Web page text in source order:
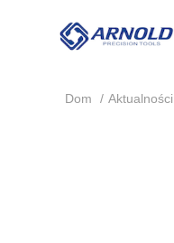
Dom / Aktualności